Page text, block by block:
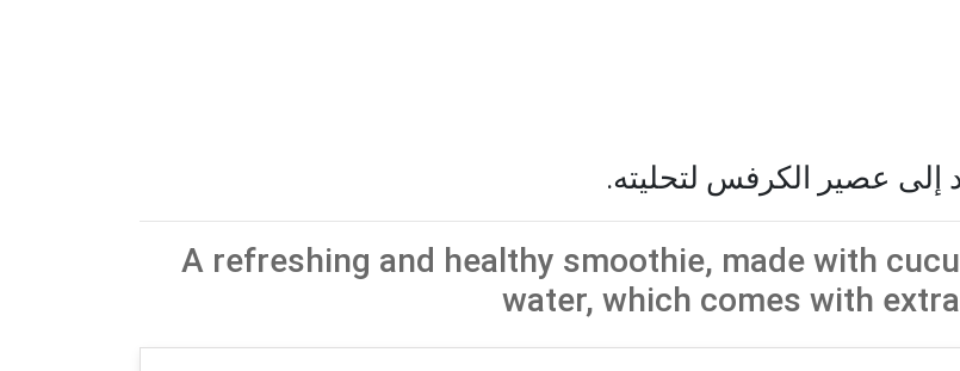
إلى عصير الكرفس لتحليته.
A refreshing and healthy smoothie, made with
water, which comes with